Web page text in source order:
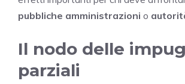
pubbliche amministrazioni o
Il nodo delle
parziali